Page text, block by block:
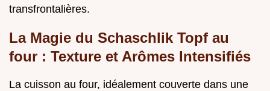
transfrontalières.
La Magie du Schaschlik Topf au
four : Texture et Arômes Intensifiés
La cuisson au four, idéalement couverte dans une